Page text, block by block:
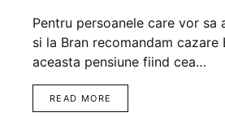
Pentru persoanele care vor sa
si la Bran recomandam cazare
aceasta pensiune fiind cea…
READ MORE